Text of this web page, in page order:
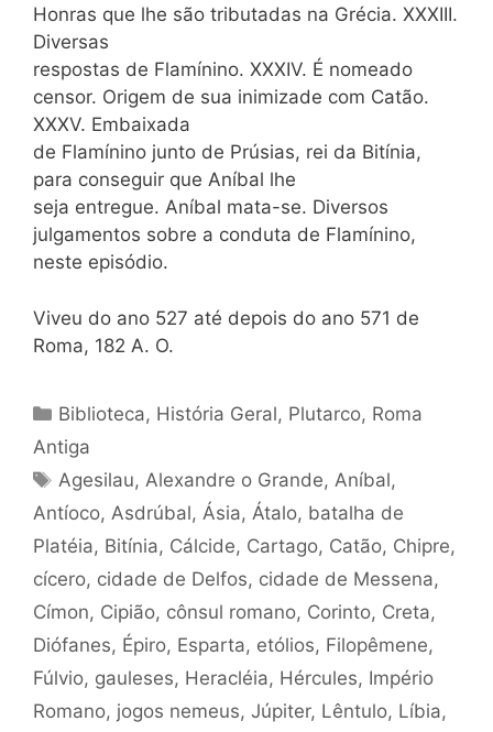
Honras que lhe são tributadas na Grécia. XXXIII.
Diversas
respostas de Flamínino. XXXIV. É nomeado
censor. Origem de sua inimizade com Catão.
XXXV. Embaixada
de Flamínino junto de Prúsias, rei da Bitínia,
para conseguir que Aníbal lhe
seja entregue. Aníbal mata-se. Diversos
julgamentos sobre a conduta de Flamínino,
neste episódio.
Viveu do ano 527 até depois do ano 571 de
Roma, 182 A. O.
Categorias
Biblioteca, História Geral, Plutarco, Roma
Antiga
Tags
Agesilau, Alexandre o Grande, Aníbal,
Antíoco, Asdrúbal, Ásia, Átalo, batalha de
Platéia, Bitínia, Cálcide, Cartago, Catão, Chipre,
cícero, cidade de Delfos, cidade de Messena,
Címon, Cipião, cônsul romano, Corinto, Creta,
Diófanes, Épiro, Esparta, etólios, Filopêmene,
Fúlvio, gauleses, Heracléia, Hércules, Império
Romano, jogos nemeus, Júpiter, Lêntulo, Líbia,